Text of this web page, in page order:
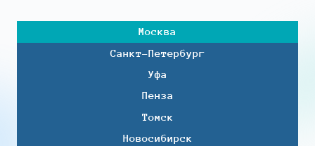
Москва
Санкт-Петербург
Уфа
Пенза
Томск
Новосибирск